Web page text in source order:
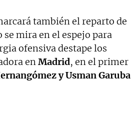
también el reparto de
mira en el espejo para
ofensiva destape los
enMadrid, en el primer
y UsmanGaruba